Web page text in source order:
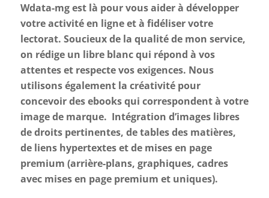
Wdata-mg est là pour vous aider à développer
votre activité en ligne et à fidéliser votre
lectorat. Soucieux de la qualité de mon service,
on rédige un libre blanc qui répond à vos
attentes et respecte vos exigences. Nous
utilisons également la créativité pour
concevoir des ebooks qui correspondent à votre
image de marque. Intégration d’images libres
de droits pertinentes, de tables des matières,
de liens hypertextes et de mises en page
premium (arrière-plans, graphiques, cadres
avec mises en page premium et uniques).